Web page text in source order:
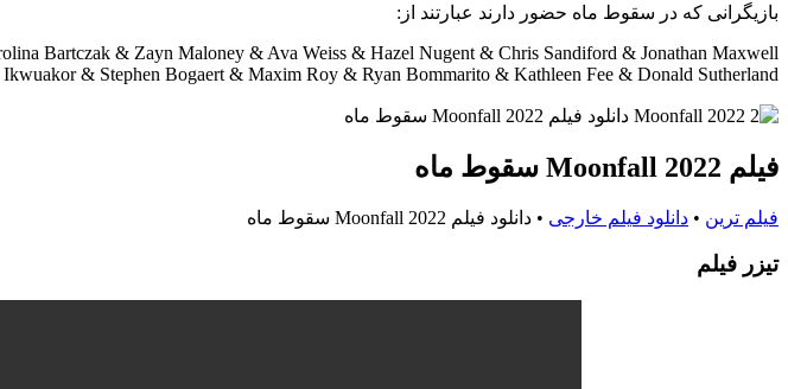
بازیگرانی که در سقوط ماه حضور دارند عبارتند از:
Bartczak & Zayn Maloney & Ava Weiss & Hazel Nugent & Chris Sandiford & Jonathan Maxwell
& Stephen Bogaert & Maxim Roy & Ryan Bommarito & Kathleen Fee & Donald Sutherland
فیلم Moonfall 2022 سقوط ماه
فیلم ترین • دانلود فیلم خارجی • دانلود فیلم Moonfall 2022 سقوط ماه
تيزر فيلم